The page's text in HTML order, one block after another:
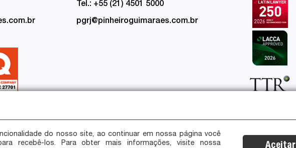
Tel.: +55 (21) 4501 5000
pgrj@pinheiroguimaraes.com.br
Política de Segurança da Informação Certificações de Segurança e Privacidade
do nosso site, ao continuar em nossa página você
recebê-los. Para obter mais informações, visite nossa
Aceitar